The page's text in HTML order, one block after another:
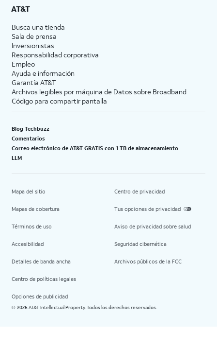
AT&T
Busca una tienda
Sala de prensa
Inversionistas
Responsabilidad corporativa
Empleo
Ayuda e información
Garantía AT&T
Archivos legibles por máquina de Datos sobre Broadband
Código para compartir pantalla
Blog Techbuzz
Comentarios
Correo electrónico de AT&T GRATIS con 1 TB de almacenamiento
LLM
Mapa del sitio
Mapas de cobertura
Términos de uso
Accesibilidad
Detalles de banda ancha
Centro de políticas legales
Opciones de publicidad
Centro de privacidad
Tus opciones de privacidad
Aviso de privacidad sobre salud
Seguridad cibernética
Archivos públicos de la FCC
© 2026 AT&T Intellectual Property. Todos los derechos reservados.